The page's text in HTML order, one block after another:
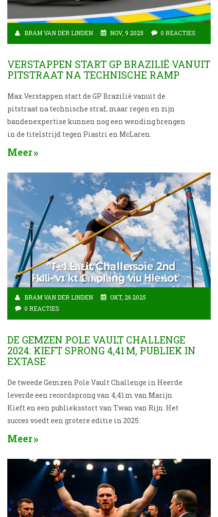
BRAM VAN DER LINDEN NOV, 9 2025 0 REACTIES
VERSTAPPEN START GP BRAZILIË VANUIT
PITSTRAAT NA TECHNISCHE RAMP
Max Verstappen start de GP Brazilië vanuit de
pitstraat na technische straf, maar regen en zijn
bandenexpertise kunnen nog een wending brengen
in de titelstrijd tegen Piastri en McLaren.
Meer
BRAM VAN DER LINDEN
OKT, 26 2025
0 REACTIES
DE GEMZEN POLE VAULT CHALLENGE
2024: KIEFT SPRONG 4,41 M, PUBLIEK IN
EXTASE
De tweede Gemzen Pole Vault Challenge in Heerde
leverde een recordsprong van 4,41 m van Marijn
Kieft en een publieksstort van Twan van Rijn. Het
succes voedt een grotere editie in 2025.
Meer